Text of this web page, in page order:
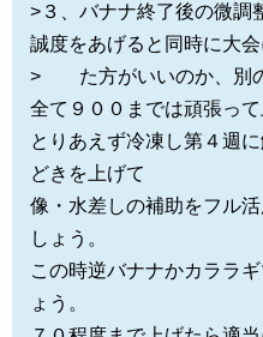
>３、バナナ終了後の微調
誠度をあげると同時に大
> た方がいいのか、別の
全て９００までは頑張って
とりあえず冷凍し第４週
どきを上げて
像・水差しの補助をフル
しょう。
この時逆バナナかカララ
ょう。